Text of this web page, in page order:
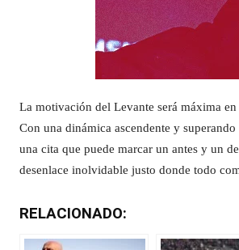
La motivación del Levante será máxima
Con una dinámica ascendente y
una cita que puede marcar un antes y un
desenlace inolvidable justo donde todo
RELACIONADO: